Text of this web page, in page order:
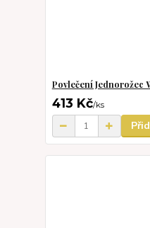
Povlečení Jednorožec
413 Kč/ks